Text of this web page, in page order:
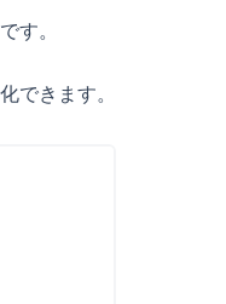
す。
できます。